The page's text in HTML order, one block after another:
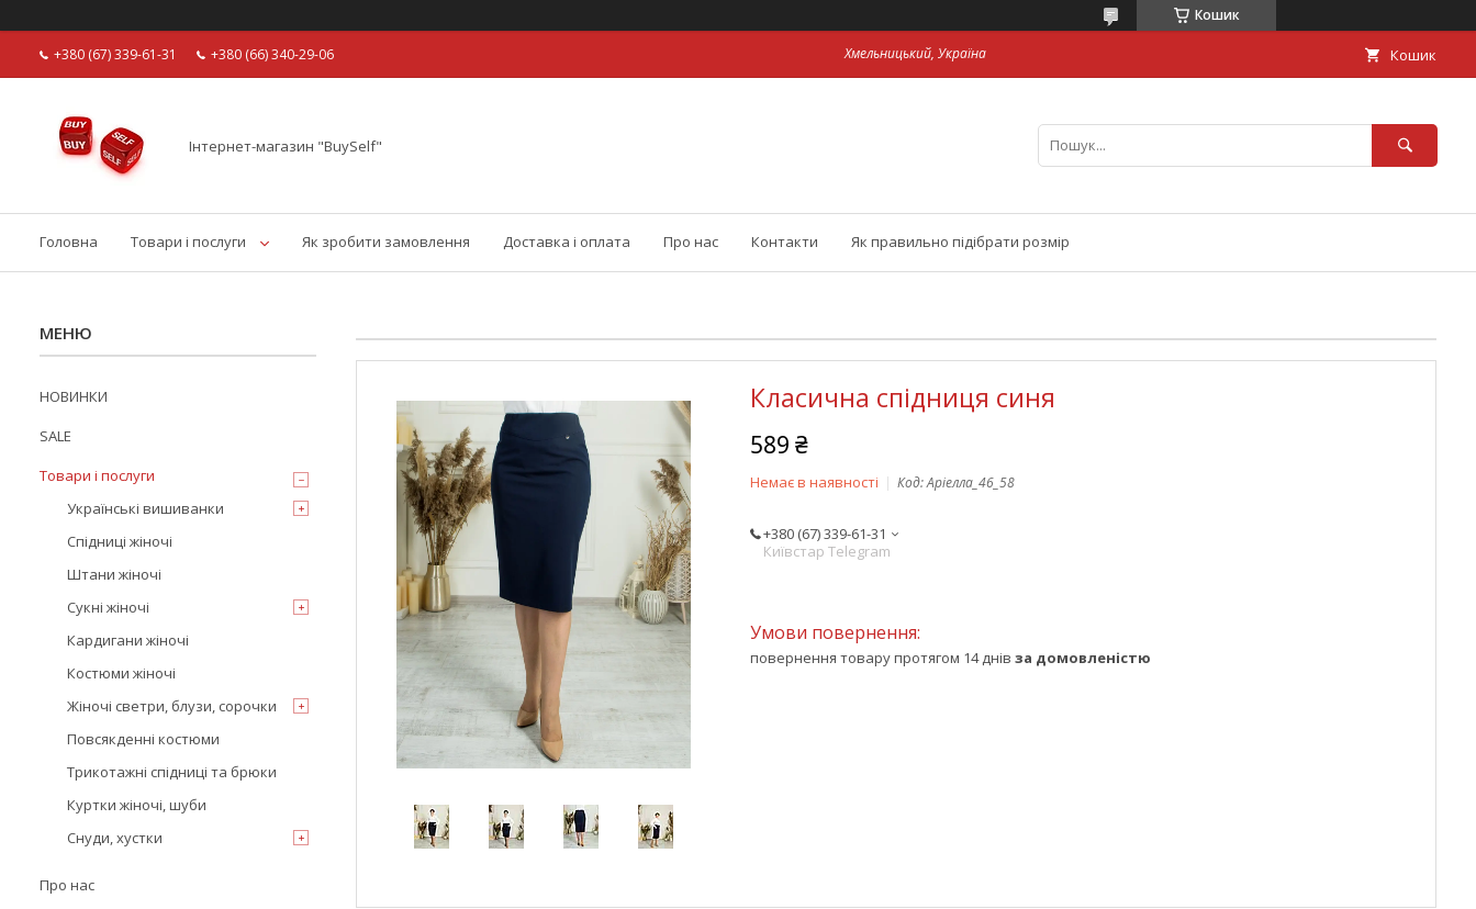
Кошик
+380 (67) 339-61-31 +380 (66) 340-29-06 Хмельницький, Україна Кошик
Інтернет-магазин "BuySelf"
Головна Товари і послуги Як зробити замовлення Доставка і оплата Про нас Контакти Як правильно підібрати розмір
Класична спідниця синя
589 ₴
Немає в наявності Код:Аріелла_46_58
+380 (67) 339-61-31
Київстар Telegram
повернення товару протягом 14 днів за домовленістю
НОВИНКИ
SALE
Товари і послуги
Українські вишиванки
Спідниці жіночі
Штани жіночі
Сукні жіночі
Кардигани жіночі
Костюми жіночі
Жіночі светри, блузи, сорочки
Повсякденні костюми
Трикотажні спідниці та брюки
Куртки жіночі, шуби
Снуди, хустки
Про нас